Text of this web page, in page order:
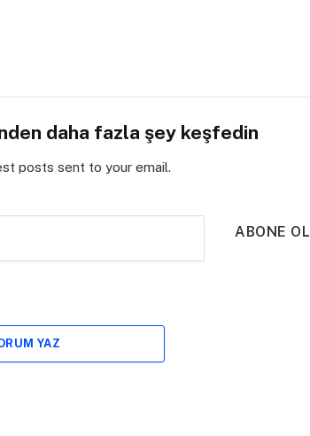
daha fazla şey keşfedin
posts sent to your email.
ABONE OL
YAZ